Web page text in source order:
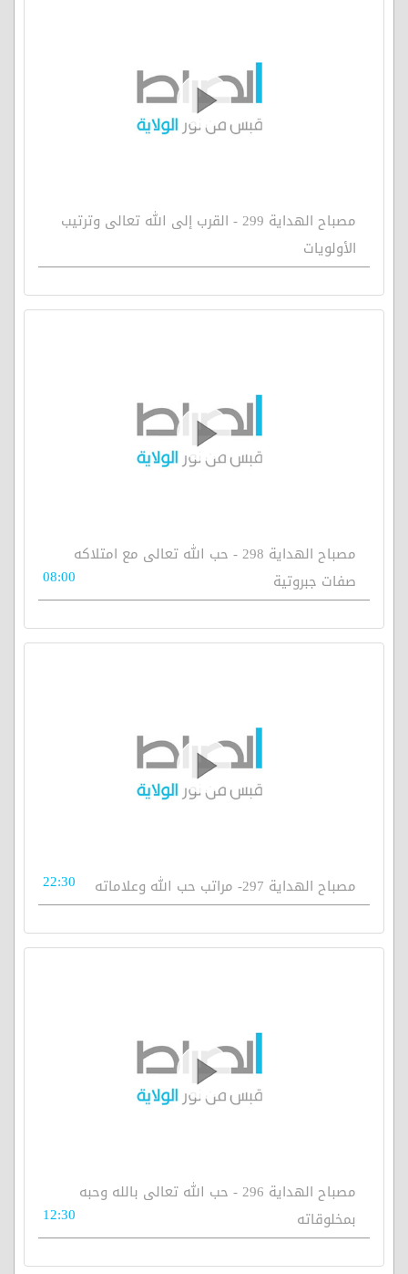
مصباح الهداية 299 - القرب إلى الله تعالى وترتيب
الأولويات
مصباح الهداية 298 - حب الله تعالى مع امتلاكه
صفات جبروتية
08:00
مصباح الهداية 297- مراتب حب الله وعلاماته 22:30
مصباح الهداية 296 - حب الله تعالى بالله وحبه
بمخلوقاته
12:30